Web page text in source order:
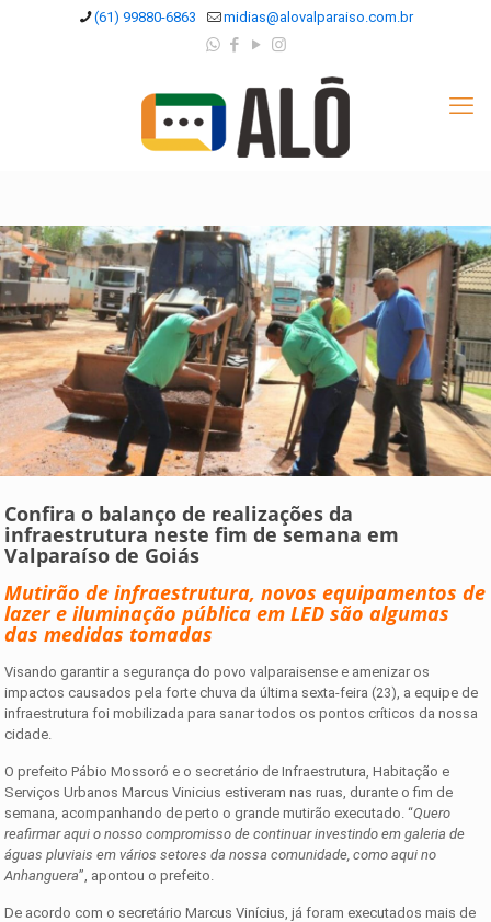
(61) 99880-6863 midias@alovalparaiso.com.br
Confira o balanço de realizações da
infraestrutura neste fim de semana em
Valparaíso de Goiás
Mutirão de infraestrutura, novos equipamentos de
lazer e iluminação pública em LED são algumas
das medidas tomadas
Visando garantir a segurança do povo valparaisense e amenizar os
impactos causados pela forte chuva da última sexta-feira (23), a equipe de
infraestrutura foi mobilizada para sanar todos os pontos críticos da nossa
cidade.
O prefeito Pábio Mossoró e o secretário de Infraestrutura, Habitação e
Serviços Urbanos Marcus Vinicius estiveram nas ruas, durante o fim de
semana, acompanhando de perto o grande mutirão executado. “Quero
reafirmar aqui o nosso compromisso de continuar investindo em galeria de
águas pluviais em vários setores da nossa comunidade, como aqui no
Anhanguera”, apontou o prefeito.
De acordo com o secretário Marcus Vinícius, já foram executados mais de